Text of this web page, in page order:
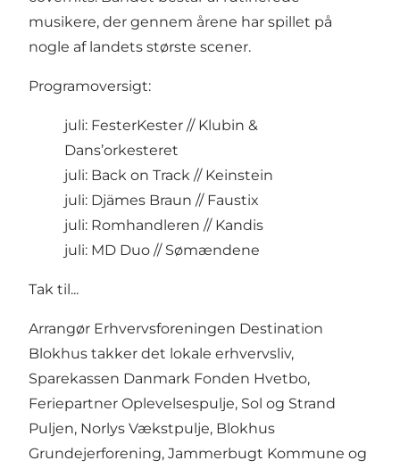
musikere, der gennem årene har spillet på
nogle af landets største scener.
Programoversigt:
juli: FesterKester // Klubin &
Dans’orkesteret
juli: Back on Track // Keinstein
juli: Djämes Braun // Faustix
juli: Romhandleren // Kandis
juli: MD Duo // Sømændene
Tak til...
Arrangør Erhvervsforeningen Destination
Blokhus takker det lokale erhvervsliv,
Sparekassen Danmark Fonden Hvetbo,
Feriepartner Oplevelsespulje, Sol og Strand
Puljen, Norlys Vækstpulje, Blokhus
Grundejerforening, Jammerbugt Kommune og